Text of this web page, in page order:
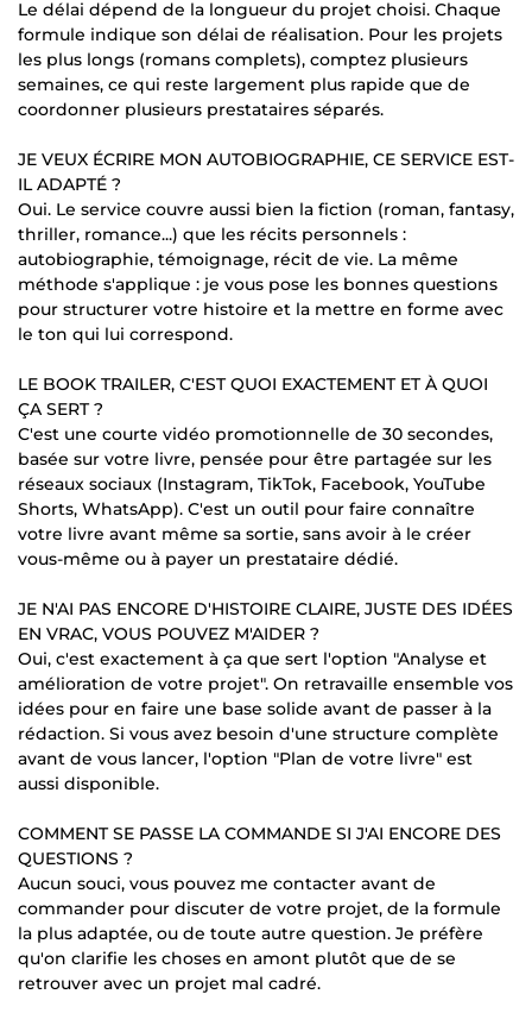
Le délai dépend de la longueur du projet choisi. Chaque
formule indique son délai de réalisation. Pour les projets
les plus longs (romans complets), comptez plusieurs
semaines, ce qui reste largement plus rapide que de
coordonner plusieurs prestataires séparés.
JE VEUX ÉCRIRE MON AUTOBIOGRAPHIE, CE SERVICE EST-
IL ADAPTÉ ?
Oui. Le service couvre aussi bien la fiction (roman, fantasy,
thriller, romance...) que les récits personnels :
autobiographie, témoignage, récit de vie. La même
méthode s'applique : je vous pose les bonnes questions
pour structurer votre histoire et la mettre en forme avec
le ton qui lui correspond.
LE BOOK TRAILER, C'EST QUOI EXACTEMENT ET À QUOI
ÇA SERT ?
C'est une courte vidéo promotionnelle de 30 secondes,
basée sur votre livre, pensée pour être partagée sur les
réseaux sociaux (Instagram, TikTok, Facebook, YouTube
Shorts, WhatsApp). C'est un outil pour faire connaître
votre livre avant même sa sortie, sans avoir à le créer
vous-même ou à payer un prestataire dédié.
JE N'AI PAS ENCORE D'HISTOIRE CLAIRE, JUSTE DES IDÉES
EN VRAC, VOUS POUVEZ M'AIDER ?
Oui, c'est exactement à ça que sert l'option "Analyse et
amélioration de votre projet". On retravaille ensemble vos
idées pour en faire une base solide avant de passer à la
rédaction. Si vous avez besoin d'une structure complète
avant de vous lancer, l'option "Plan de votre livre" est
aussi disponible.
COMMENT SE PASSE LA COMMANDE SI J'AI ENCORE DES
QUESTIONS ?
Aucun souci, vous pouvez me contacter avant de
commander pour discuter de votre projet, de la formule
la plus adaptée, ou de toute autre question. Je préfère
qu'on clarifie les choses en amont plutôt que de se
retrouver avec un projet mal cadré.